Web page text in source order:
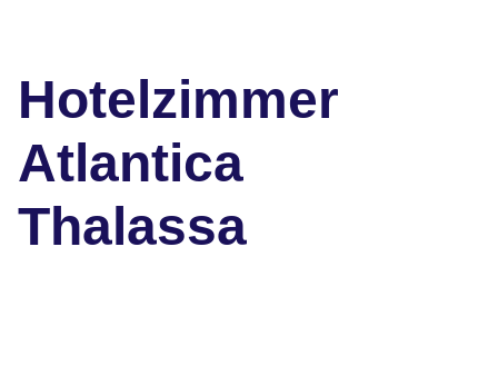
Hotelzimmer
Atlantica
Thalassa